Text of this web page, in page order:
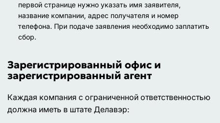
первой странице нужно указать имя заявителя,
название компании, адрес получателя и номер
телефона. При подаче заявления необходимо заплатить
сбор.
Зарегистрированный офис и
зарегистрированный агент
Каждая компания с ограниченной ответственностью
должна иметь в штате Делавэр: